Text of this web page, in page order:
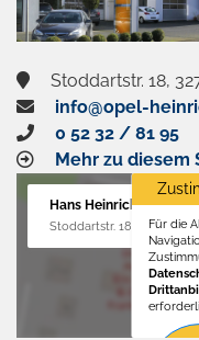
Stoddartstr. 18,
info@opel-
0 52 32 / 81 95
Mehr zu diesem
Hans Heinrichs GmbH
Stoddartstr. 18, 32758
Für die